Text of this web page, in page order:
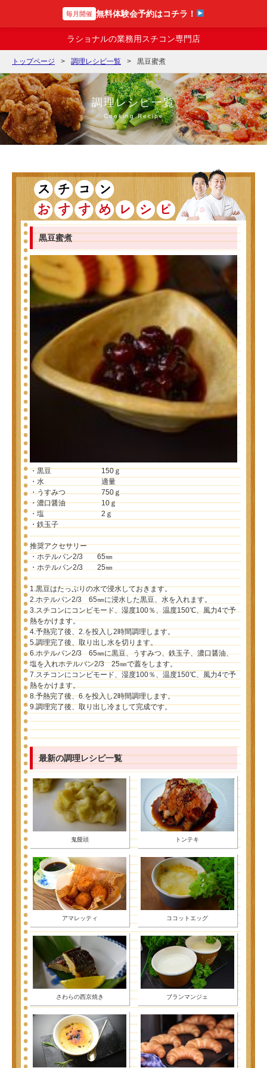
スチコンの達人
ラショナルの業務用スチコン専門店
トップページ 調理レシピ一覧 黒豆蜜煮
調理レシピ一覧
Cooking Recipe
黒豆蜜煮
・黒豆 150ｇ
・水 適量
・うすみつ 750ｇ
・濃口醤油 10ｇ
・塩 2ｇ
・鉄玉子
推奨アクセサリー
・ホテルパン2/3 65㎜
・ホテルパン2/3 25㎜
1.黒豆はたっぷりの水で浸水しておきます。
2.ホテルパン2/3 65㎜に浸水した黒豆、水を入れます。
3.スチコンにコンビモード、湿度100％、温度150℃、風力4で予
熱をかけます。
4.予熱完了後、2.を投入し2時間調理します。
5.調理完了後、取り出し水を切ります。
6.ホテルパン2/3 65㎜に黒豆、うすみつ、鉄玉子、濃口醤油、
塩を入れホテルパン2/3 25㎜で蓋をします。
7.スチコンにコンビモード、湿度100％、温度150℃、風力4で予
熱をかけます。
8.予熱完了後、6.を投入し2時間調理します。
9.調理完了後、取り出し冷まして完成です。
最新の調理レシピ一覧
鬼饅頭 トンテキ
アマレッティ ココットエッグ
さわらの西京焼き ブランマンジェ
毎月開催 無料体験会予約はコチラ！